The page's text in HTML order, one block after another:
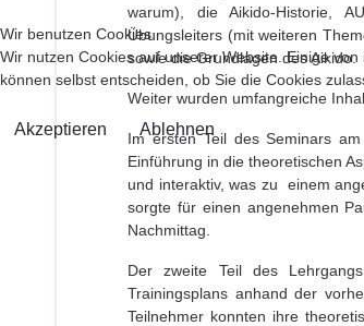
warum), die Aikido-Historie,
Übungsleiters (mit weiteren
sowie die Grundlagen des Aikido.
Weiter wurden umfangreiche
Im ersten Teil des Seminars
Einführung in die theoretischen
und interaktiv, was zu einem
sorgte für einen angenehmen
Nachmittag.
Der zweite Teil des
Trainingsplans anhand der
Teilnehmer konnten ihre
Wir benutzen Cookies
Wir nutzen Cookies auf unserer Website. Einige
können selbst entscheiden, ob Sie die Cookies
Akzeptieren Ablehnen